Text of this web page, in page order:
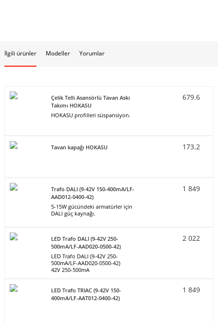
İlgili ürünler Modeller Yorumlar
Çelik Telli Asansörlü Tavan Askı
Takımı HOKASU
HOKASU profilleri süspansiyon.
679.6
Tavan kapağı HOKASU 173.2
Trafo DALI (9-42V 150-400mA/LF-
AAD012-0400-42)
5-15W gücündeki armatürler için
DALI güç kaynağı.
1 849
LED Trafo DALI (9-42V 250-
500mA/LF-AAD020-0500-42)
LED Trafo DALI (9-42V 250-
500mA/LF-AAD020-0500-42)
42V 250-500mA
2 022
LED Trafo TRIAC (9-42V 150-
400mA/LF-AAT012-0400-42)
1 849